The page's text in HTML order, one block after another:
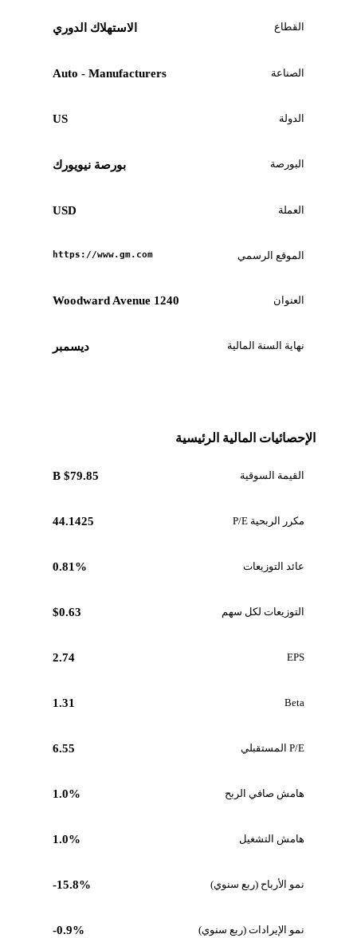
القطاع الاستهلاك الدوري
الصناعة Auto - Manufacturers
الدولة US
البورصة بورصة نيويورك
العملة USD
الموقع الرسمي https://www.gm.com
العنوان 1240 Woodward Avenue
نهاية السنة المالية ديسمبر
الإحصائيات المالية الرئيسية
القيمة السوقية $79.85 B
مكرر الربحية P/E 44.1425
عائد التوزيعات 0.81%
التوزيعات لكل سهم $0.63
EPS
2.74
Beta
1.31
P/E المستقبلي 6.55
هامش صافي الربح 1.0%
هامش التشغيل 1.0%
نمو الأرباح (ربع سنوي) -15.8%
نمو الإيرادات (ربع سنوي) -0.9%